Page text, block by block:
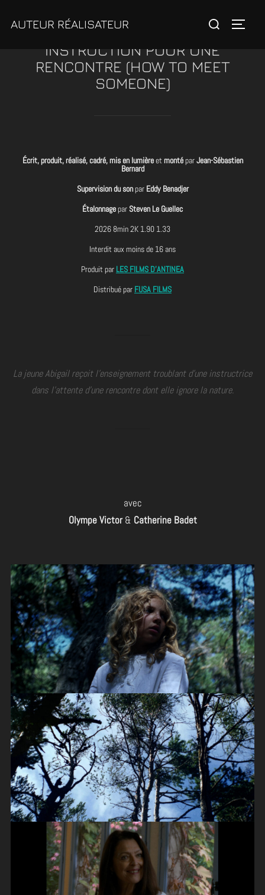
AUTEUR RÉALISATEUR Rechercher :
INSTRUCTION POUR UNE
RENCONTRE (HOW TO MEET
SOMEONE)
Écrit, produit, réalisé, cadré, mis en lumièreetmontéparJean-Sébastien
Bernard
Supervision du sonpar Eddy Benadjer
ÉtalonnageparSteven Le Guellec
2026 8min 2K 1.90 1.33
Interdit aux moins de 16 ans
Produit par LES FILMS D’ANTINEA
Distribué par FUSA FILMS
La jeune Abigail reçoit l’enseignement troublant d’une instructrice
dans l’attente d’une rencontre dont elle ignore la nature.
avec
Olympe Victor& Catherine Badet